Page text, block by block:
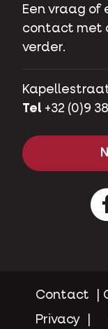
Een vraag of
contact met
verder.
Tel +32 (0)9
Contact
Privacy